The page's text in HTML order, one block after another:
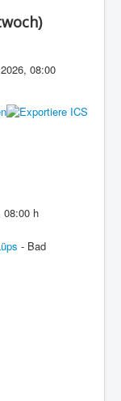
,08:00
08:00 h
- Bad